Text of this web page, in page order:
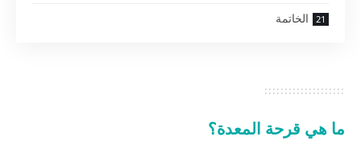
الخاتمة
ما هي قرحة المعدة؟